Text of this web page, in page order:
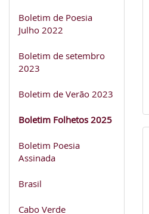
Boletim de Poesia
Julho 2022
Boletim de setembro
2023
Boletim de Verão 2023
Boletim Folhetos 2025
Boletim Poesia
Assinada
Brasil
Cabo Verde